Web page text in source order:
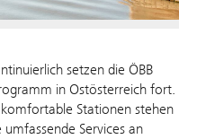
setzen die ÖBB
in Ostösterreich fort.
Stationen stehen
Services an